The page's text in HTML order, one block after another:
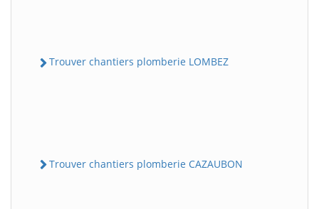
Trouver chantiers plomberie LOMBEZ
Trouver chantiers plomberie CAZAUBON